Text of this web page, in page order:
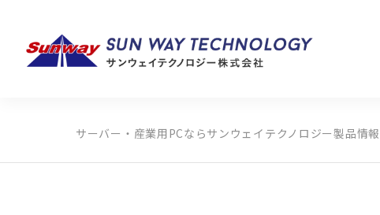
製品カテゴリから探す
メーカーから探す
サーバー・産業用PCならサンウェイテクノロジー製品情報